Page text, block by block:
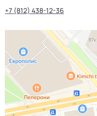
+7 (812) 438-12-36